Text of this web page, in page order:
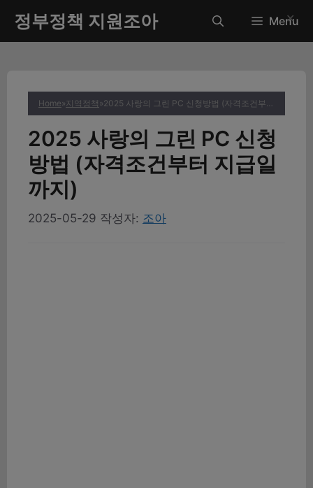
츠
정부정책 지원조아 Menu
Home»지역정책 » 2025 사랑의 그린 PC 신청방법 (자격조건부터 지급일까지)
2025 사랑의 그린 PC 신청
방법 (자격조건부터 지급일
까지)
2025-05-29 작성자: 조아
✕